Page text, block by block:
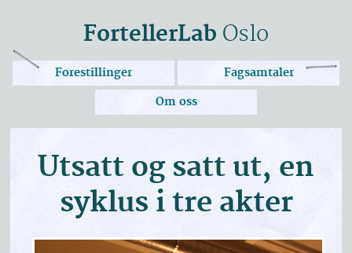
FortellerLab Oslo
Forestillinger Fagsamtaler
Om oss
Utsatt og satt ut, en
syklus i tre akter